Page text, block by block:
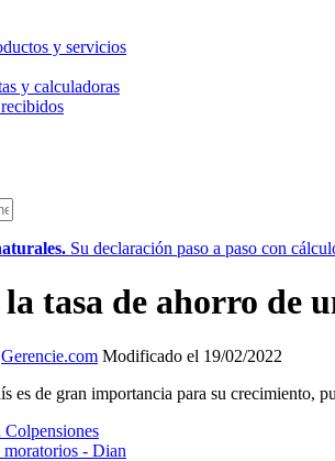
y servicios
y calculadoras
Su declaración paso a paso con
tasa de ahorro de
Gerencie.com Modificado el 19/02/2022
es de gran importancia para su crecimiento,
- Dian